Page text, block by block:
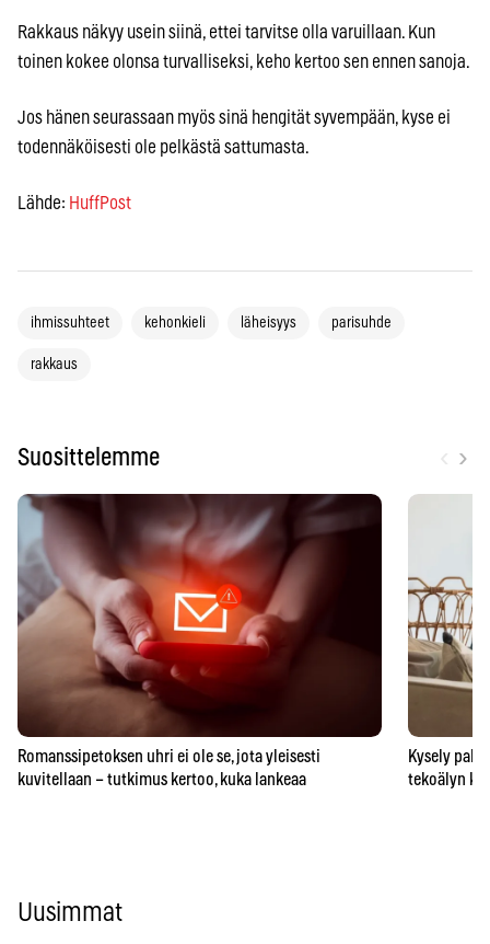
Rakkaus näkyy usein siinä, ettei tarvitse olla varuillaan. Kun
toinen kokee olonsa turvalliseksi, keho kertoo sen ennen sanoja.
Jos hänen seurassaan myös sinä hengität syvempään, kyse ei
todennäköisesti ole pelkästä sattumasta.
Lähde: HuffPost
ihmissuhteet kehonkieli läheisyys parisuhde
rakkaus
Suosittelemme ›
Romanssipetoksen uhri ei ole se, jota yleisesti
kuvitellaan – tutkimus kertoo, kuka lankeaa
Kysely
tekoälyn
Uusimmat